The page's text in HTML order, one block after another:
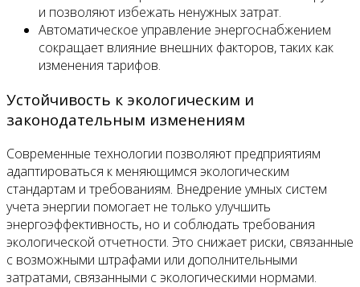
и позволяют избежать ненужных затрат.
Автоматическое управление энергоснабжением
сокращает влияние внешних факторов, таких как
изменения тарифов.
Устойчивость к экологическим и
законодательным изменениям
Современные технологии позволяют предприятиям
адаптироваться к меняющимся экологическим
стандартам и требованиям. Внедрение умных систем
учета энергии помогает не только улучшить
энергоэффективность, но и соблюдать требования
экологической отчетности. Это снижает риски, связанные
с возможными штрафами или дополнительными
затратами, связанными с экологическими нормами.